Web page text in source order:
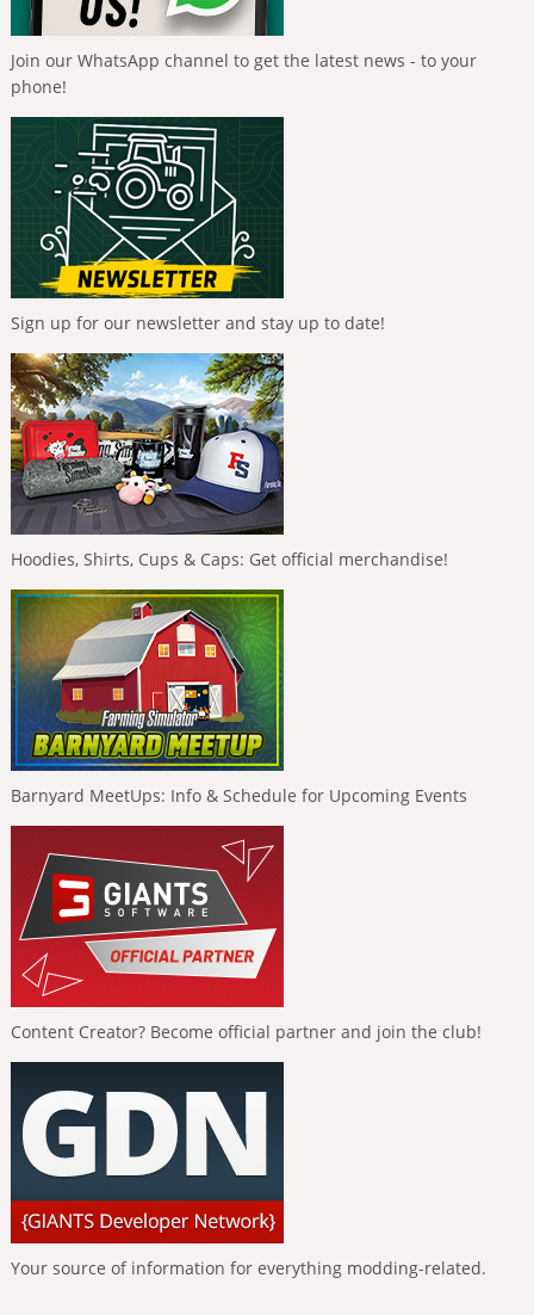
Join our WhatsApp channel to get the latest news - to your
phone!
Sign up for our newsletter and stay up to date!
Hoodies, Shirts, Cups & Caps: Get official merchandise!
Barnyard MeetUps: Info & Schedule for Upcoming Events
Content Creator? Become official partner and join the club!
Your source of information for everything modding-related.